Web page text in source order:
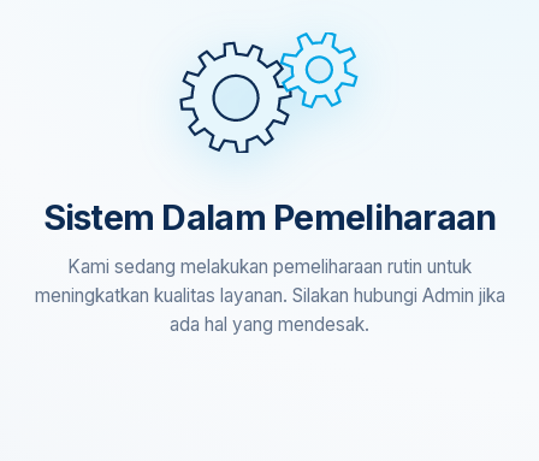
Sistem Dalam Pemeliharaan
Kami sedang melakukan pemeliharaan rutin untuk
meningkatkan kualitas layanan. Silakan hubungi Admin jika
ada hal yang mendesak.